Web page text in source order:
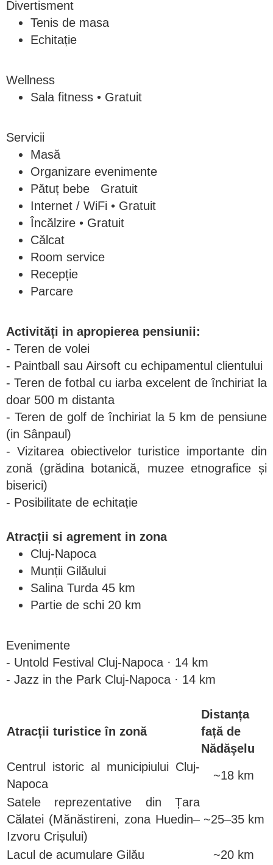
Divertisment
Tenis de masa
Echitație
Wellness
Sala fitness • Gratuit
Servicii
Masă
Organizare evenimente
Pătuț bebe Gratuit
Internet / WiFi • Gratuit
Încălzire • Gratuit
Călcat
Room service
Recepție
Parcare
Activități in apropierea pensiunii:
- Teren de volei
- Paintball sau Airsoft cu echipamentul clientului
- Teren de fotbal cu iarba excelent de închiriat la
doar 500 m distanta
- Teren de golf de închiriat la 5 km de pensiune
(in Sânpaul)
- Vizitarea obiectivelor turistice importante din
zonă (grădina botanică, muzee etnografice și
biserici)
- Posibilitate de echitație
Atracții si agrement in zona
Cluj-Napoca
Munții Gilăului
Salina Turda 45 km
Partie de schi 20 km
Evenimente
- Untold Festival Cluj-Napoca · 14 km
- Jazz in the Park Cluj-Napoca · 14 km
Atracții turistice în zonă
Distanța
față de
Nădășelu
Centrul istoric al municipiului Cluj-
Napoca
~18 km
Satele reprezentative din Țara
Călatei (Mănăstireni, zona Huedin–
Izvoru Crișului)
~25–35 km
Lacul de acumulare Gilău
~20 km